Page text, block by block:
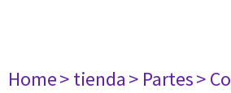
Home> tienda> Partes>